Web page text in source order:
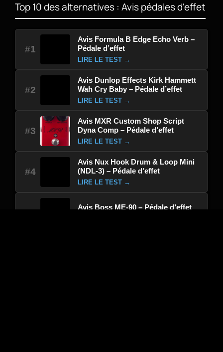
Top 10 des alternatives : Avis pédales d'effet
#1
Avis Formula B Edge Echo Verb –
Pédale d’effet
LIRE LE TEST →
#2
Avis Dunlop Effects Kirk Hammett
Wah Cry Baby – Pédale d’effet
LIRE LE TEST →
#3
Avis MXR Custom Shop Script
Dyna Comp – Pédale d’effet
LIRE LE TEST →
#4
Avis Nux Hook Drum & Loop Mini
(NDL-3) – Pédale d’effet
LIRE LE TEST →
#5
Avis Boss ME-90 – Pédale d’effet